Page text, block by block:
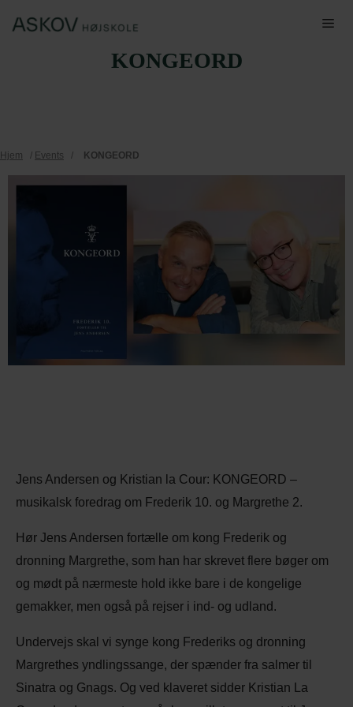
KONGEORD
Hjem / Events / KONGEORD
Jens Andersen og Kristian la Cour: KONGEORD –
musikalsk foredrag om Frederik 10. og Margrethe 2.
Hør Jens Andersen fortælle om kong Frederik og
dronning Margrethe, som han har skrevet flere bøger om
og mødt på nærmeste hold ikke bare i de kongelige
gemakker, men også på rejser i ind- og udland.
Undervejs skal vi synge kong Frederiks og dronning
Margrethes yndlingssange, der spænder fra salmer til
Sinatra og Gnags. Og ved klaveret sidder Kristian La